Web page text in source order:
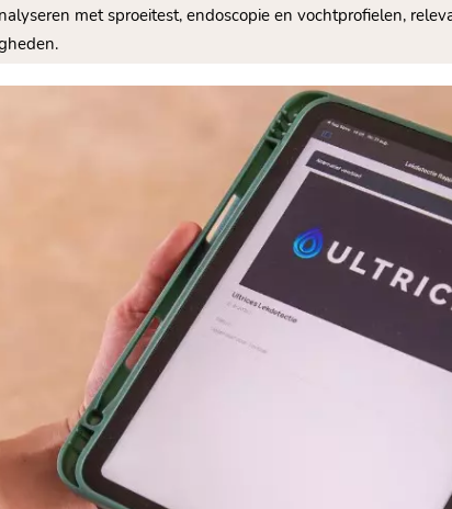
met sproeitest, endoscopie en vochtprofielen,